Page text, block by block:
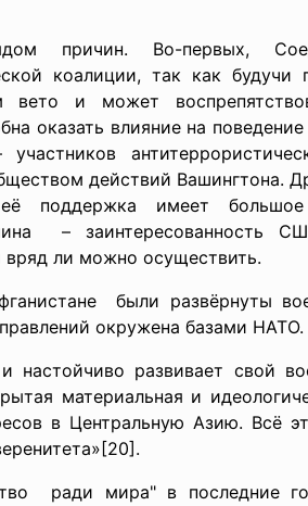
причин. Во-первых,
коалиции, так как будучи
и может
оказать влияние на
действий Вашингтона.
поддержка имеет
–
ли можно осуществить.
были развёрнуты
окружена базами НАТО.
развивает свой
материальная и
в Центральную Азию. Всё
ради мира" в последние